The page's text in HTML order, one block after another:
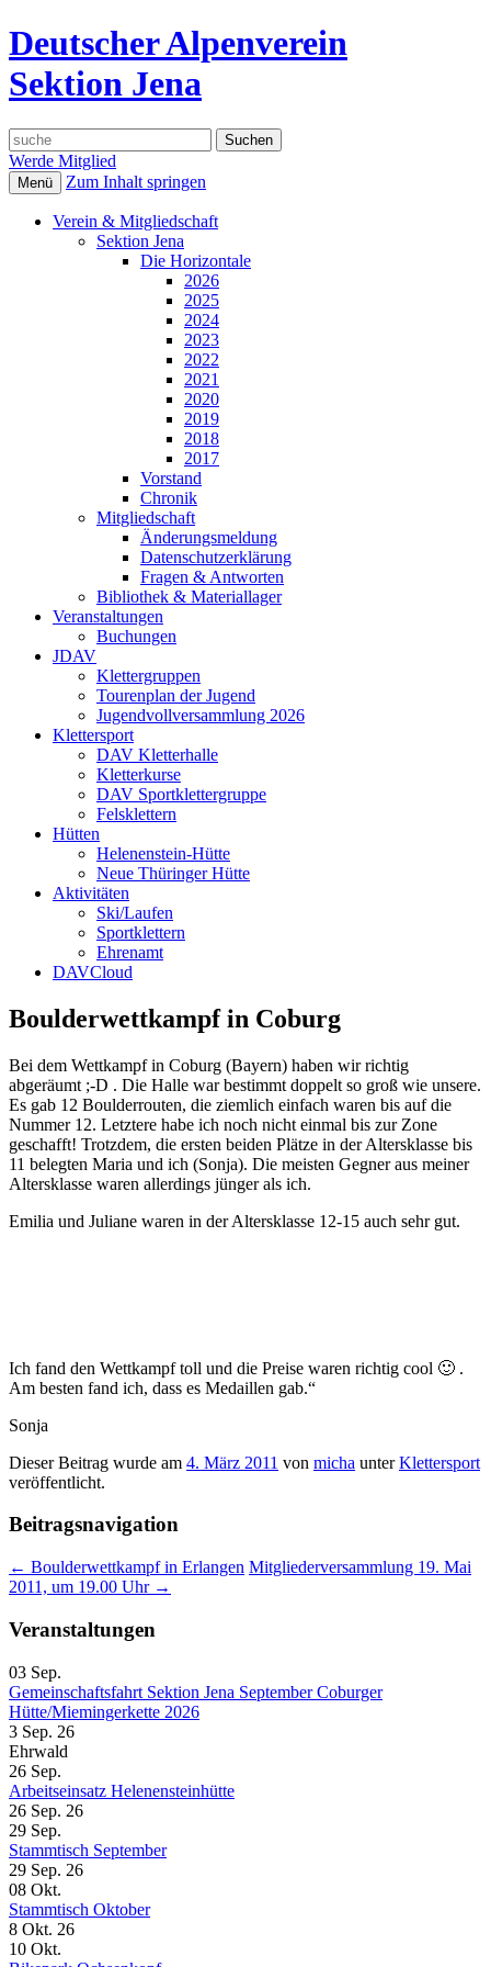
Deutscher Alpenverein
Sektion Jena
Suche
nach:
Werde Mitglied
Menü Zum Inhalt springen
Verein & Mitgliedschaft
Sektion Jena
Die Horizontale
2026
2025
2024
2023
2022
2021
2020
2019
2018
2017
Vorstand
Chronik
Mitgliedschaft
Änderungsmeldung
Datenschutzerklärung
Fragen & Antworten
Bibliothek & Materiallager
Veranstaltungen
Buchungen
JDAV
Klettergruppen
Tourenplan der Jugend
Jugendvollversammlung 2026
Klettersport
DAV Kletterhalle
Kletterkurse
DAV Sportklettergruppe
Felsklettern
Hütten
Helenenstein-Hütte
Neue Thüringer Hütte
Aktivitäten
Ski/Laufen
Sportklettern
Ehrenamt
DAVCloud
Boulderwettkampf in Coburg
Bei dem Wettkampf in Coburg (Bayern) haben wir richtig
abgeräumt ;-D . Die Halle war bestimmt doppelt so groß wie unsere.
Es gab 12 Boulderrouten, die ziemlich einfach waren bis auf die
Nummer 12. Letztere habe ich noch nicht einmal bis zur Zone
geschafft! Trotzdem, die ersten beiden Plätze in der Altersklasse bis
11 belegten Maria und ich (Sonja). Die meisten Gegner aus meiner
Altersklasse waren allerdings jünger als ich.
Emilia und Juliane waren in der Altersklasse 12-15 auch sehr gut.
Ich fand den Wettkampf toll und die Preise waren richtig cool 🙂 .
Am besten fand ich, dass es Medaillen gab.“
Sonja
Dieser Beitrag wurde am 4. März 2011 von micha unterKlettersport
veröffentlicht.
Beitragsnavigation
← Boulderwettkampf in Erlangen Mitgliederversammlung 19. Mai
2011, um 19.00 Uhr →
Veranstaltungen
03 Sep.
Gemeinschaftsfahrt Sektion Jena September Coburger
Hütte/Miemingerkette 2026
3 Sep. 26
Ehrwald
26 Sep.
Arbeitseinsatz Helenensteinhütte
26 Sep. 26
29 Sep.
Stammtisch September
29 Sep. 26
08 Okt.
Stammtisch Oktober
8 Okt. 26
10 Okt.